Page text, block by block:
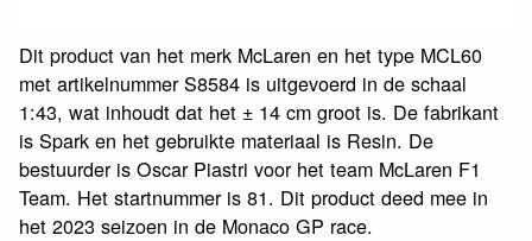
Dit product van het merk McLaren en het type MCL60
met artikelnummer S8584 is uitgevoerd in de schaal
1:43, wat inhoudt dat het ± 14 cm groot is. De fabrikant
is Spark en het gebruikte materiaal is Resin. De
bestuurder is Oscar Piastri voor het team McLaren F1
Team. Het startnummer is 81. Dit product deed mee in
het 2023 seizoen in de Monaco GP race.